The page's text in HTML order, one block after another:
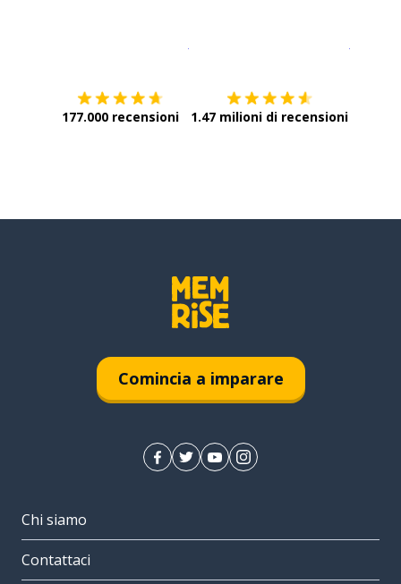
177.000 recensioni 1.47 milioni di recensioni
Comincia a imparare
Chi siamo
Contattaci